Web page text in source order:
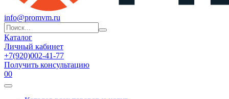
info@promvm.ru
Каталог
Личный кабинет
+7(920)002-41-77
Получить консультацию
00